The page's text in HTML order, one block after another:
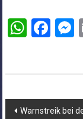
Warnstreik bei